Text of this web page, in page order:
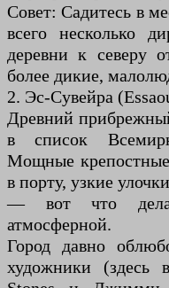
Совет: Садитесь в
всего несколько
деревни к северу
более дикие,
2. Эс-Сувейра
Древний
в список
Мощные
в порту, узкие
— вот что
атмосферной.
Город давно
художники